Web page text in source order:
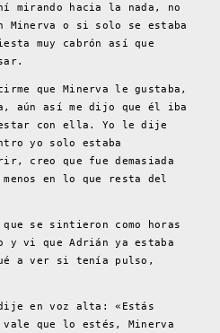
mirando hacia la nada, no
Minerva o si solo se estaba
muy cabrón así que
que Minerva le gustaba,
aún así me dijo que él iba
con ella. Yo le dije
yo solo estaba
creo que fue demasiada
en lo que resta del
que se sintieron como horas
y vi que Adrián ya estaba
a ver si tenía pulso,
en voz alta: «Estás
vale que lo estés, Minerva